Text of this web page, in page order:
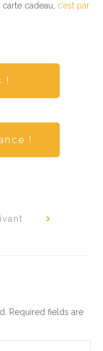
cadeau, c’est par
!
!
Required fields are